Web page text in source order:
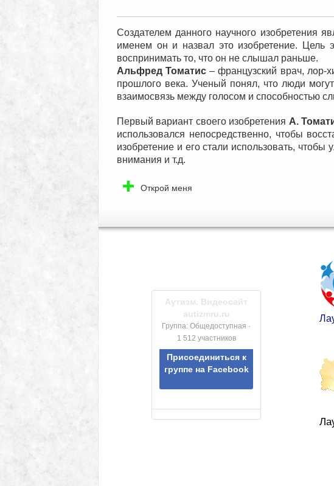
Создателем данного научного изобретения
именем он и назвал это изобретение. Цель
воспринимать то, что он не слышал раньше.
Альфред Томатис – французский врач, лор-
прошлого века. Ученый понял, что люди
взаимосвязь между голосом и способностью
Первый вариант своего изобретения А.
использовался непосредственно, чтобы
изобретение и его стали использовать,
внимания и т.д.
Открой меня
Аутизм. Видеосайт
autizmru.ru
Группа: Общедоступная ·
1 512 участников
Присоединиться к
группе на Facebook